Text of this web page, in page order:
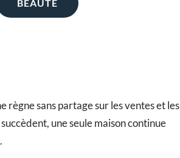
BEAUTÉ
règne sans partage sur les ventes et les
une seule maison continue